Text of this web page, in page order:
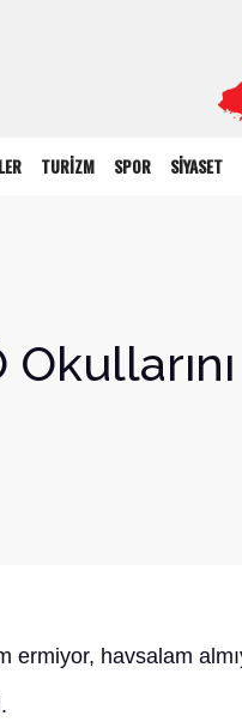
TURİZM SPOR SİYASET
ermiyor, havsalam